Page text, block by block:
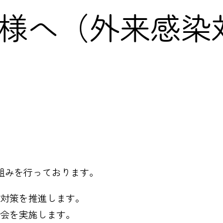
へ（外来感染
を行っております。
策を推進します。
を実施します。